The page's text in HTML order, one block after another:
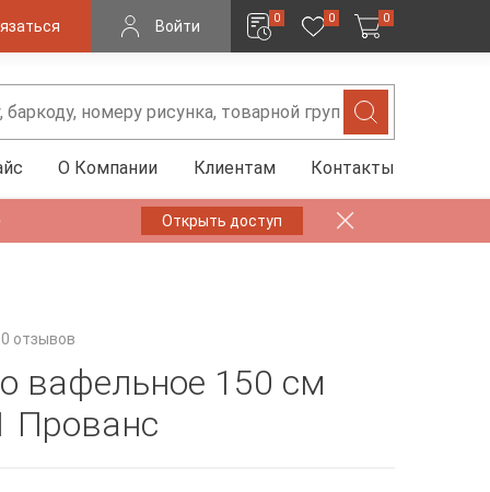
Войти 0 0 0
О Компании Клиентам Контакты
Открыть доступ
0 отзывов
вафельное 150 см
Прованс